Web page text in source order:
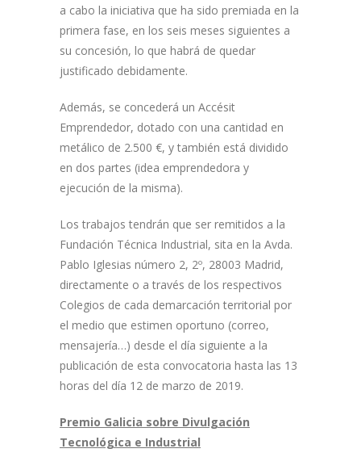
a cabo la iniciativa que ha sido premiada en la
primera fase, en los seis meses siguientes a
su concesión, lo que habrá de quedar
justificado debidamente.
Además, se concederá un Accésit
Emprendedor, dotado con una cantidad en
metálico de 2.500 €, y también está dividido
en dos partes (idea emprendedora y
ejecución de la misma).
Los trabajos tendrán que ser remitidos a la
Fundación Técnica Industrial, sita en la Avda.
Pablo Iglesias número 2, 2º, 28003 Madrid,
directamente o a través de los respectivos
Colegios de cada demarcación territorial por
el medio que estimen oportuno (correo,
mensajería…) desde el día siguiente a la
publicación de esta convocatoria hasta las 13
horas del día 12 de marzo de 2019.
Premio Galicia sobre Divulgación
Tecnológica e Industrial